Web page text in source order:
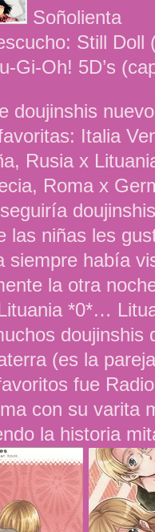
Soñolienta
Still Doll
Gi-Oh! 5D’s
doujinshis
Italia
Rusia x
Roma x
las niñas les
siempre había
la otra
*0*…
doujinshis
(es la
fue
con su varita
la historia